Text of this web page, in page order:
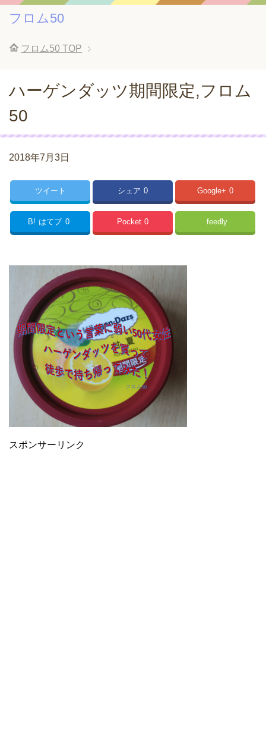
フロム50
フロム50 TOP
ハーゲンダッツ期間限定,フロム
50
2018年7月3日
ツイート シェア 0 Google+ 0
B! はてブ 0 Pocket 0 feedly
スポンサーリンク